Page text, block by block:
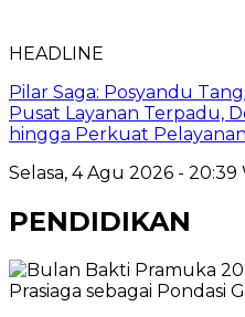
HEADLINE
Pilar Saga: Posyandu
Pusat Layanan Terpadu,
hingga Perkuat
Selasa, 4 Agu 2026 - 20:39
PENDIDIKAN